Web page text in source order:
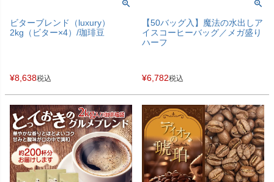
ビターブレンド（luxury）
2kg（ビター×4）/珈琲豆
¥8,638税込
【50バッグ入】魔法の水出しア
イスコーヒーバッグ／メガ盛り
ハーフ
¥6,782税込